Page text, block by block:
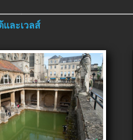
ละเวลส์